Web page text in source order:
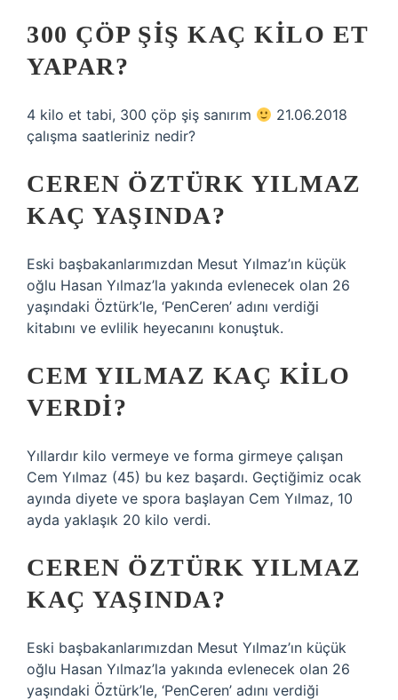
300 ÇÖP ŞIŞ KAÇ KILO ET
YAPAR?
4 kilo et tabi, 300 çöp şiş sanırım
21.06.2018
çalışma saatleriniz nedir?
CEREN ÖZTÜRK YILMAZ
KAÇ YAŞINDA?
Eski başbakanlarımızdan Mesut Yılmaz’ın küçük
oğlu Hasan Yılmaz’la yakında evlenecek olan 26
yaşındaki Öztürk’le, ‘PenCeren’ adını verdiği
kitabını ve evlilik heyecanını konuştuk.
CEM YILMAZ KAÇ KILO
VERDI?
Yıllardır kilo vermeye ve forma girmeye çalışan
Cem Yılmaz (45) bu kez başardı. Geçtiğimiz ocak
ayında diyete ve spora başlayan Cem Yılmaz, 10
ayda yaklaşık 20 kilo verdi.
CEREN ÖZTÜRK YILMAZ
KAÇ YAŞINDA?
Eski başbakanlarımızdan Mesut Yılmaz’ın küçük
oğlu Hasan Yılmaz’la yakında evlenecek olan 26
yaşındaki Öztürk’le, ‘PenCeren’ adını verdiği